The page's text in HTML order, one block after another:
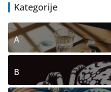
Kategorije
A
B